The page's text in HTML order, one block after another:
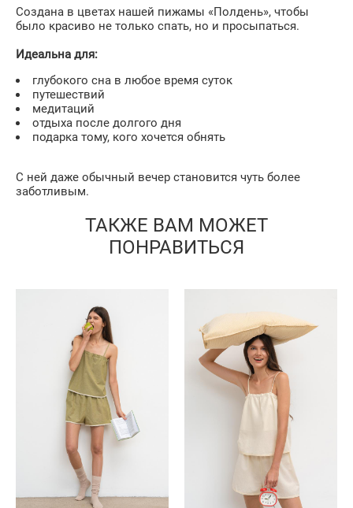
Создана в цветах нашей пижамы «Полдень», чтобы
было красиво не только спать, но и просыпаться.
Идеальна для:
глубокого сна в любое время суток
путешествий
медитаций
отдыха после долгого дня
подарка тому, кого хочется обнять
С ней даже обычный вечер становится чуть более
заботливым.
ТАКЖЕ ВАМ МОЖЕТ
ПОНРАВИТЬСЯ